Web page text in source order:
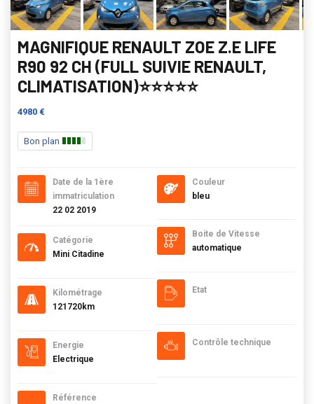
MAGNIFIQUE RENAULT ZOE Z.E LIFE
R90 92 CH (FULL SUIVIE RENAULT,
CLIMATISATION)⭐️⭐️⭐️⭐️⭐️
4980 €
Bon plan
Date de la 1ère
immatriculation
22 02 2019
Catégorie
Mini Citadine
Kilométrage
121720km
Energie
Electrique
Référence
Couleur
bleu
Boite de Vitesse
automatique
Etat
Contrôle technique